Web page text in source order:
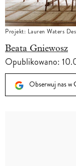
Projekt: Lauren Waters
Beata Gniewosz
Opublikowano:
Obserwuj nas w